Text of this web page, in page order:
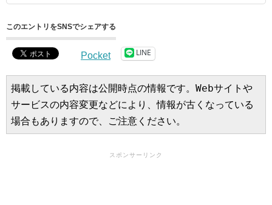
このエントリをSNSでシェアする
Pocket LINE
掲載している内容は公開時点の情報です。Webサイトや
サービスの内容変更などにより、情報が古くなっている
場合もありますので、ご注意ください。
スポンサーリンク